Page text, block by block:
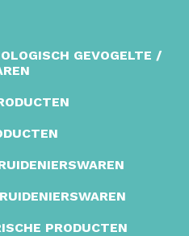
GEVOGELTE /
PRODUCTEN